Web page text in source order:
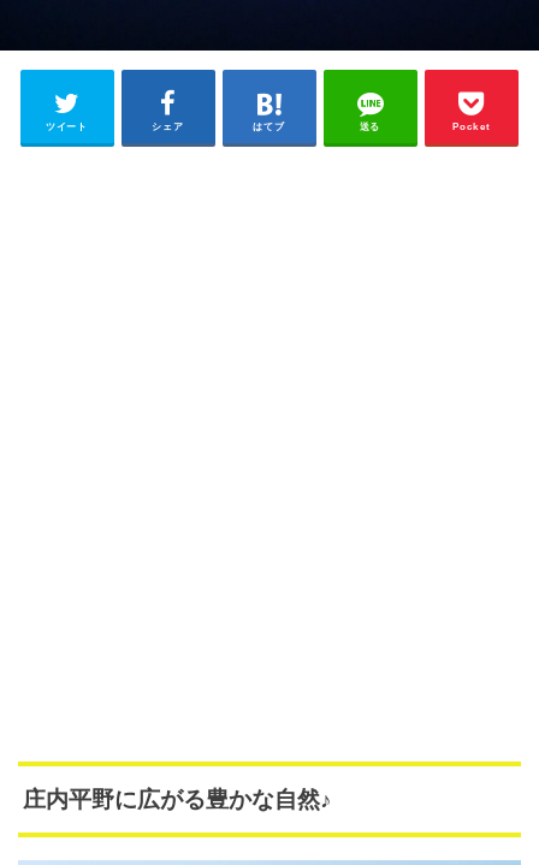
ツイート シェア はてブ 送る Pocket
庄内平野に広がる豊かな自然♪